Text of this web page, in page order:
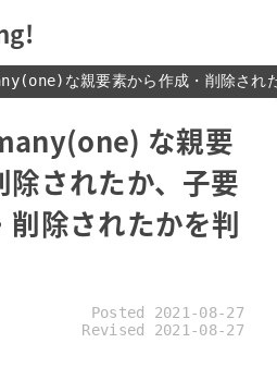
な親要素から作成・削除され
な親要
されたか、子要
除されたかを判
Posted 2021-08-27
Revised 2021-08-27